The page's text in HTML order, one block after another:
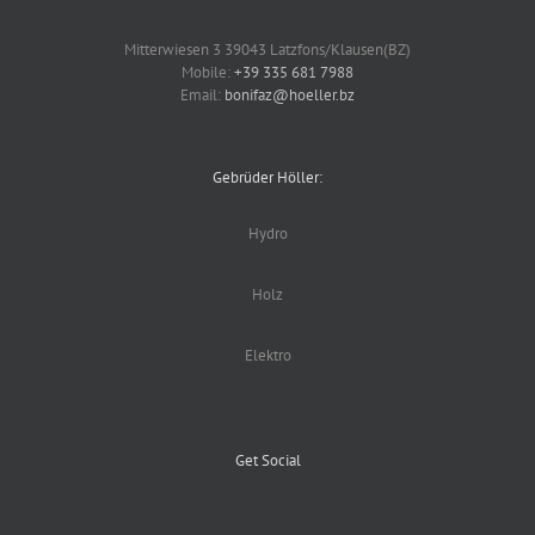
Mitterwiesen 3 39043 Latzfons/Klausen(BZ)
Mobile:+39 335 681 7988
Email: bonifaz@hoeller.bz
Gebrüder Höller:
Hydro
Holz
Elektro
Get Social